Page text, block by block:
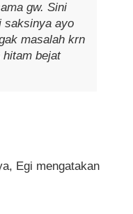
gw. Sini
saksinya ayo
masalah krn
bejat
Egi mengatakan